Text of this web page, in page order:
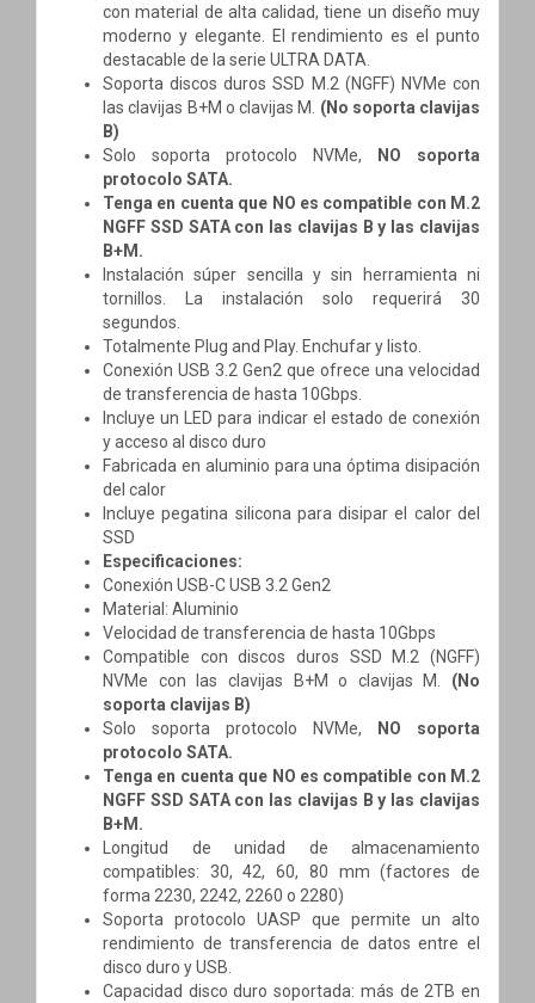
con material de alta calidad, tiene un diseño muy
moderno y elegante. El rendimiento es el punto
destacable de la serie ULTRA DATA.
Soporta discos duros SSD M.2 (NGFF) NVMe con
las clavijas B+M o clavijas M. (No soporta clavijas
B)
Solo soporta protocolo NVMe,
NO soporta
protocolo SATA.
Tenga en cuenta que NO es compatible con M.2
NGFF SSD SATA con las clavijas B y las clavijas
B+M.
Instalación súper sencilla y sin herramienta ni
tornillos. La instalación solo requerirá 30
segundos.
Totalmente Plug and Play. Enchufar y listo.
Conexión USB 3.2 Gen2 que ofrece una velocidad
de transferencia de hasta 10Gbps.
Incluye un LED para indicar el estado de conexión
y acceso al disco duro
Fabricada en aluminio para una óptima disipación
del calor
Incluye pegatina silicona para disipar el calor del
SSD
Especificaciones:
Conexión USB-C USB 3.2 Gen2
Material: Aluminio
Velocidad de transferencia de hasta 10Gbps
Compatible con discos duros SSD M.2 (NGFF)
NVMe con las clavijas B+M o clavijas M.
(No
soporta clavijas B)
Solo soporta protocolo NVMe,
NO soporta
protocolo SATA.
Tenga en cuenta que NO es compatible con M.2
NGFF SSD SATA con las clavijas B y las clavijas
B+M.
Longitud de unidad de almacenamiento
compatibles: 30, 42, 60, 80 mm (factores de
forma 2230, 2242, 2260 o 2280)
Soporta protocolo UASP que permite un alto
rendimiento de transferencia de datos entre el
disco duro y USB.
Capacidad disco duro soportada: más de 2TB en